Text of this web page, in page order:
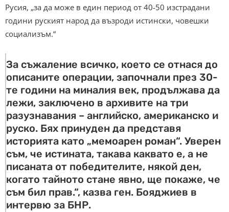
Русия, „за да може в един период от 40-50 изстрадани
години руският народ да възроди истински, човешки
социализъм.“
За съжаление всичко, което се отнася до
описаните операции, започнали през 30-
те години на миналия век, продължава да
лежи, заключено в архивите на три
разузнавания – английско, американско и
руско. Бях принуден да представя
историята като „мемоарен роман“. Уверен
съм, че истината, такава каквато е, а не
писаната от победителите, някой ден,
когато тайното стане явно, ще покаже, че
съм бил прав.“, казва ген. Бояджиев в
интервю за БНР.